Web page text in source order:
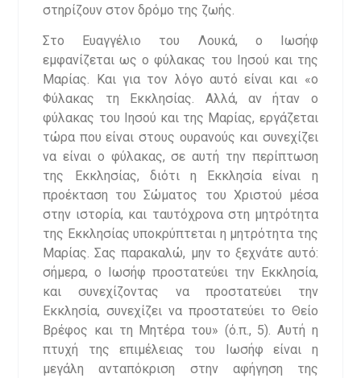
στηρίζουν στον δρόμο της ζωής.
Στο Ευαγγέλιο του Λουκά, ο Ιωσήφ
εμφανίζεται ως ο φύλακας του Ιησού και της
Μαρίας. Και για τον λόγο αυτό είναι και «ο
Φύλακας τη Εκκλησίας. Αλλά, αν ήταν ο
φύλακας του Ιησού και της Μαρίας, εργάζεται
τώρα που είναι στους ουρανούς και συνεχίζει
να είναι ο φύλακας, σε αυτή την περίπτωση
της Εκκλησίας, διότι η Εκκλησία είναι η
προέκταση του Σώματος του Χριστού μέσα
στην ιστορία, και ταυτόχρονα στη μητρότητα
της Εκκλησίας υποκρύπτεται η μητρότητα της
Μαρίας. Σας παρακαλώ, μην το ξεχνάτε αυτό:
σήμερα, ο Ιωσήφ προστατεύει την Εκκλησία,
και συνεχίζοντας να προστατεύει την
Εκκλησία, συνεχίζει να προστατεύει το Θείο
Βρέφος και τη Μητέρα του» (ό.π., 5). Αυτή η
πτυχή της επιμέλειας του Ιωσήφ είναι η
μεγάλη ανταπόκριση στην αφήγηση της